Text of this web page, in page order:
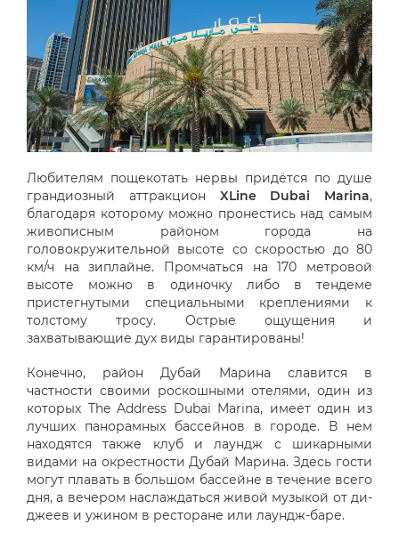
Любителям пощекотать нервы придётся по душе
грандиозный аттракцион XLine Dubai Marina,
благодаря которому можно пронестись над самым
живописным районом города на
головокружительной высоте со скоростью до 80
км/ч на зиплайне. Промчаться на 170 метровой
высоте можно в одиночку либо в тендеме
пристегнутыми специальными креплениями к
толстому тросу. Острые ощущения и
захватывающие дух виды гарантированы!
Конечно, район Дубай Марина славится в
частности своими роскошными отелями, один из
которых The Address Dubai Marina, имеет один из
лучших панорамных бассейнов в городе. В нем
находятся также клуб и лаундж с шикарными
видами на окрестности Дубай Марина. Здесь гости
могут плавать в большом бассейне в течение всего
дня, а вечером наслаждаться живой музыкой от ди-
джеев и ужином в ресторане или лаундж-баре.